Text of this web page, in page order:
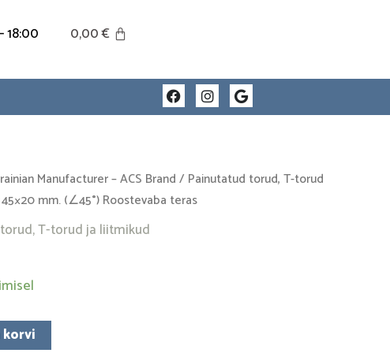
18:00 0,00€
F
a
c
o
k
I
n
s
r
a
G
o
o
Manufacturer – ACS Brand/ Painutatud torud, T-torud
mm. (∠45°) Roostevaba teras
T-torud ja liitmikud
korvi